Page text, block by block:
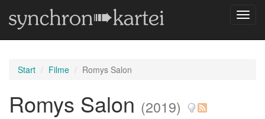
Start Filme Romys Salon
Romys Salon (2019)